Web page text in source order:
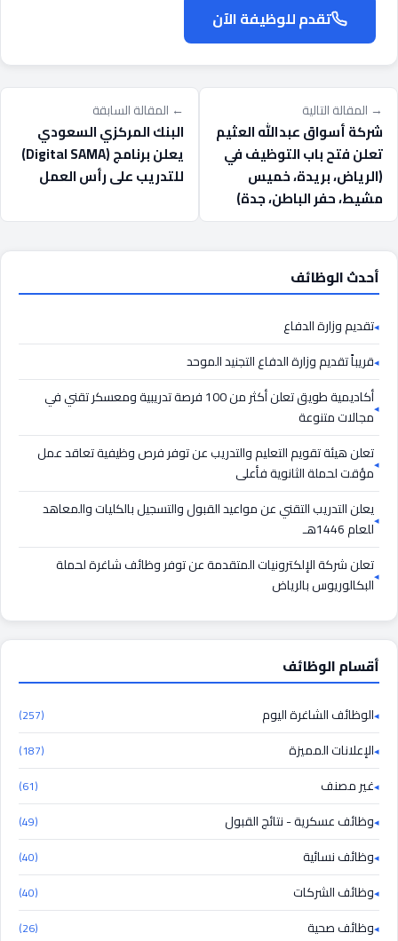
تقدم للوظيفة الآن
→ المقالة التالية
شركة أسواق عبدالله العثيم
تعلن فتح باب التوظيف في
(الرياض، بريدة، خميس
مشيط، حفر الباطن، جدة)
← المقالة السابقة
البنك المركزي السعودي
يعلن برنامج (Digital SAMA)
للتدريب على رأس العمل
أحدث الوظائف
تقديم وزارة الدفاع
قريباً تقديم وزارة الدفاع التجنيد الموحد
أكاديمية طويق تعلن أكثر من 100 فرصة تدريبية ومعسكر تقني في
مجالات متنوعة
تعلن هيئة تقويم التعليم والتدريب عن توفر فرص وظيفية تعاقد عمل
مؤقت لحملة الثانوية فأعلى
يعلن التدريب التقني عن مواعيد القبول والتسجيل بالكليات والمعاهد
للعام 1446هـ
تعلن شركة الإلكترونيات المتقدمة عن توفر وظائف شاغرة لحملة
البكالوريوس بالرياض
أقسام الوظائف
الوظائف الشاغرة اليوم (257)
الإعلانات المميزة (187)
غير مصنف (61)
وظائف عسكرية - نتائج القبول (49)
وظائف نسائية (40)
وظائف الشركات (40)
وظائف صحية (26)